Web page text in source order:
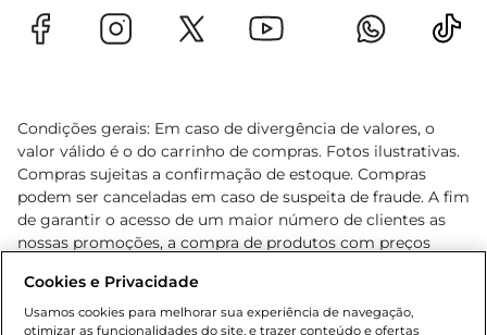
Condições gerais: Em caso de divergência de valores, o
valor válido é o do carrinho de compras. Fotos ilustrativas.
Compras sujeitas a confirmação de estoque. Compras
podem ser canceladas em caso de suspeita de fraude. A fim
de garantir o acesso de um maior número de clientes as
nossas promoções, a compra de produtos com preços
cliente. Os preços, ofertas e condições são exclusivos para
o e-commerce e válidos durante o dia de hoje, podendo
Cookies e Privacidade
Usamos cookies para melhorar sua experiência de navegação,
otimizar as funcionalidades do site, e trazer conteúdo e ofertas